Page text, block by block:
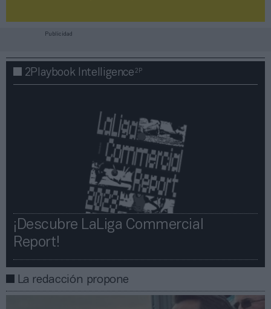
Publicidad
2Playbook Intelligence2P
¡Descubre LaLiga Commercial
Report!​​
La redacción propone